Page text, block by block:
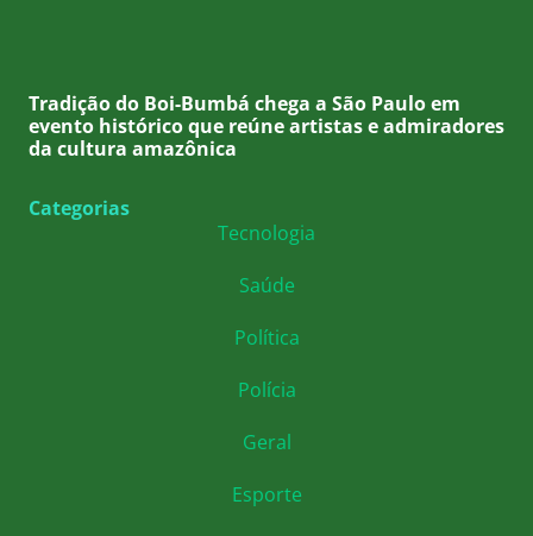
Tradição do Boi-Bumbá chega a São Paulo em
evento histórico que reúne artistas e admiradores
da cultura amazônica
Categorias
Tecnologia
Saúde
Política
Polícia
Geral
Esporte